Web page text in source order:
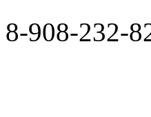
8-908-232-